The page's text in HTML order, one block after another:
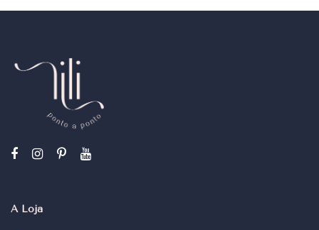
A Loja